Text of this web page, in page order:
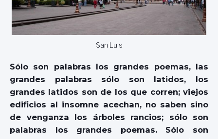
San Luis
Sólo son palabras los grandes poemas, las
grandes palabras sólo son latidos, los
grandes latidos son de los que corren; viejos
edificios al insomne acechan, no saben sino
de venganza los árboles rancios; sólo son
palabras los grandes poemas. Sólo son